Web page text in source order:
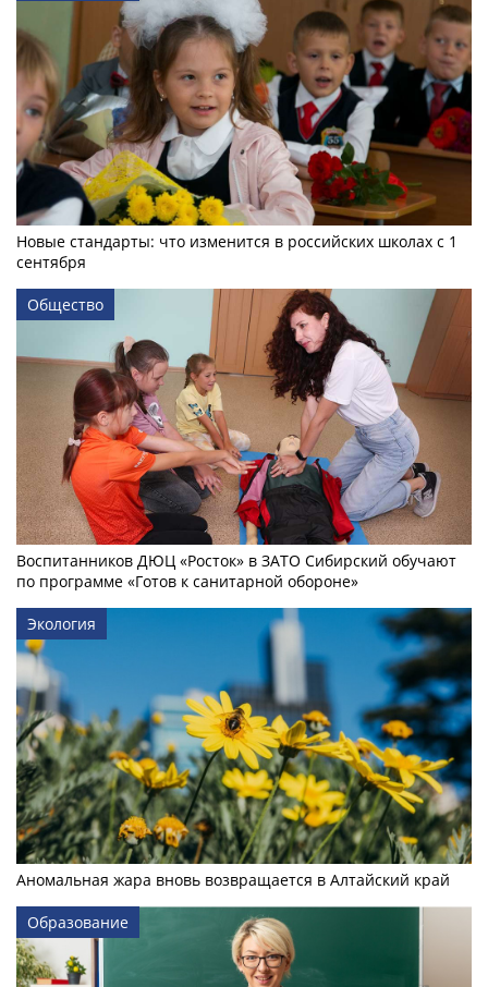
Новые стандарты: что изменится в российских школах с 1
сентября
Общество
Воспитанников ДЮЦ «Росток» в ЗАТО Сибирский обучают
по программе «Готов к санитарной обороне»
Экология
Аномальная жара вновь возвращается в Алтайский край
Образование